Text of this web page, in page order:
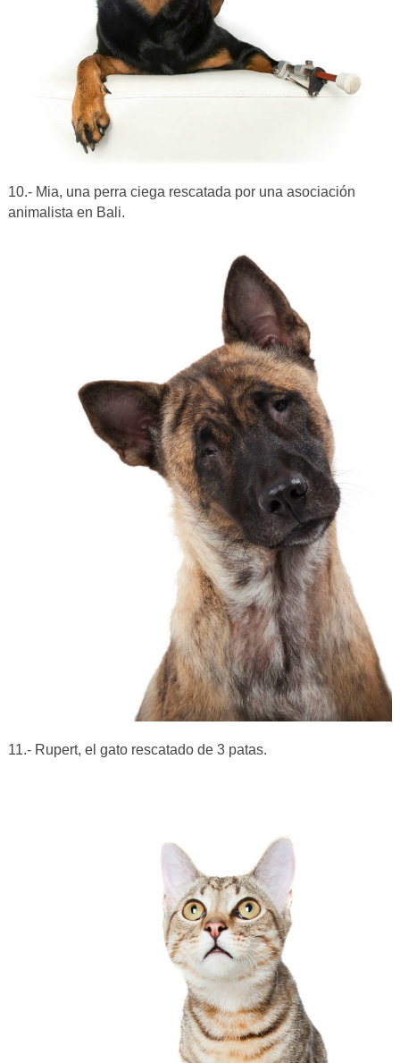
10.- Mia, una perra ciega rescatada por una asociación
animalista en Bali.
11.- Rupert, el gato rescatado de 3 patas.